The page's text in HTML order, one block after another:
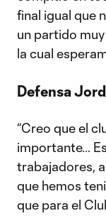
final igual que
un partido
la cual
Defensa
“Creo que el
importante…
trabajadores,
que hemos
que para el